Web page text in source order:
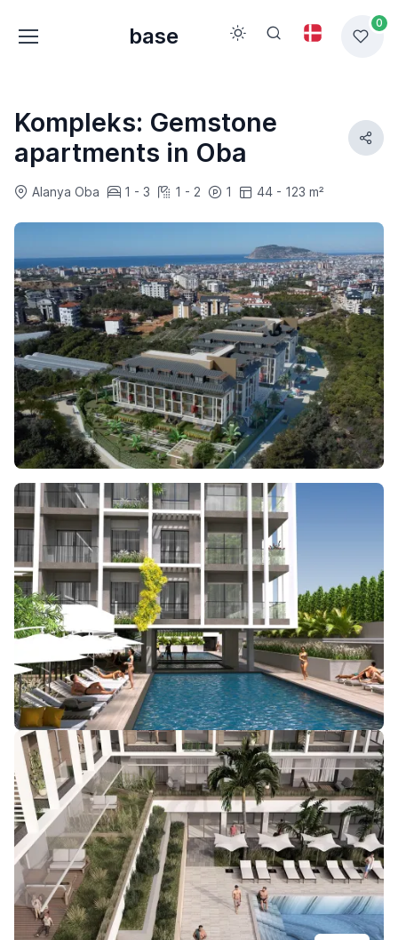
base
0
Kompleks: Gemstone
apartments in Oba
Alanya Oba 1 - 3 1 - 2 1 44 - 123 m²